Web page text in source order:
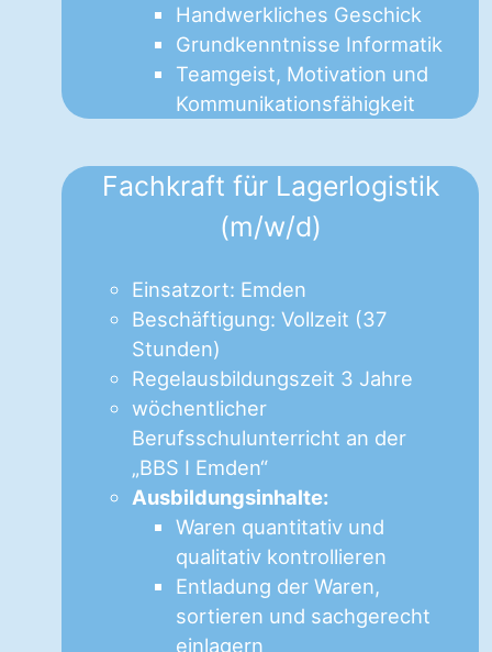
Handwerkliches Geschick
Grundkenntnisse Informatik
Teamgeist, Motivation und
Kommunikationsfähigkeit
Fachkraft für Lagerlogistik
(m/w/d)
Einsatzort: Emden
Beschäftigung: Vollzeit (37
Stunden)
Regelausbildungszeit 3 Jahre
wöchentlicher
Berufsschulunterricht an der
„BBS I Emden“
Ausbildungsinhalte:
Waren quantitativ und
qualitativ kontrollieren
Entladung der Waren,
sortieren und sachgerecht
einlagern